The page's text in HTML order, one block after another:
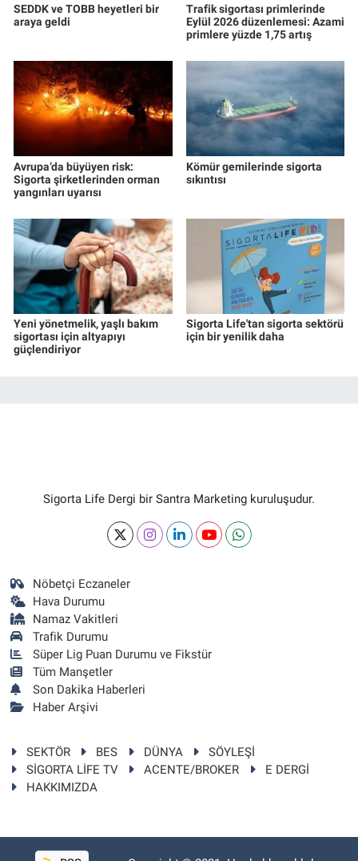
SEDDK ve TOBB heyetleri bir
araya geldi
Trafik sigortası primlerinde
Eylül 2026 düzenlemesi: Azami
primlere yüzde 1,75 artış
Avrupa’da büyüyen risk:
Sigorta şirketlerinden orman
yangınları uyarısı
Kömür gemilerinde sigorta
sıkıntısı
Yeni yönetmelik, yaşlı bakım
sigortası için altyapıyı
güçlendiriyor
Sigorta Life'tan sigorta sektörü
için bir yenilik daha
Sigorta Life Dergi bir Santra Marketing kuruluşudur.
Nöbetçi Eczaneler
Hava Durumu
Namaz Vakitleri
Trafik Durumu
Süper Lig Puan Durumu ve Fikstür
Tüm Manşetler
Son Dakika Haberleri
Haber Arşivi
SEKTÖR BES DÜNYA
SÖYLEŞİ
SİGORTA LİFE TV
ACENTE/BROKER
E DERGİ
HAKKIMIZDA